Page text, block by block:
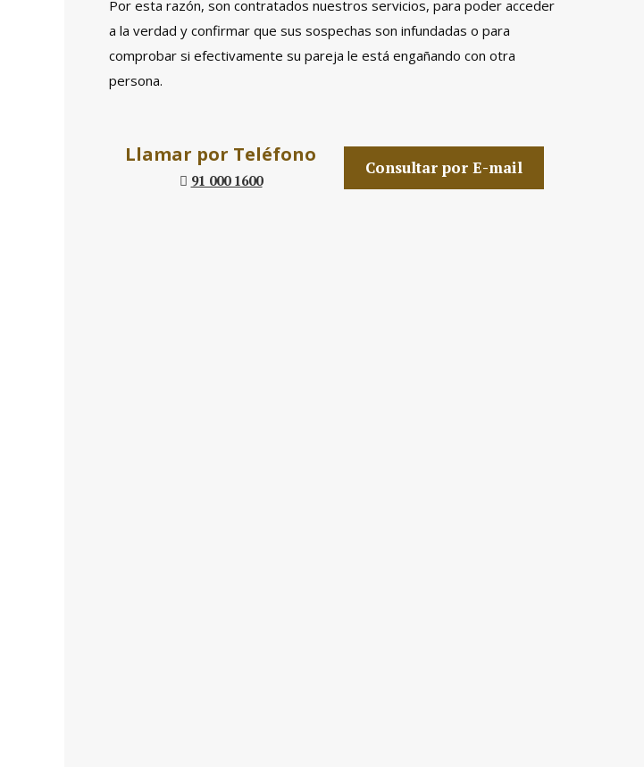
Por esta razón, son contratados nuestros servicios, para poder acceder
a la verdad y confirmar que sus sospechas son infundadas o para
comprobar si efectivamente su pareja le está engañando con otra
persona.
Llamar por Teléfono
91 000 1600
Consultar por E-mail